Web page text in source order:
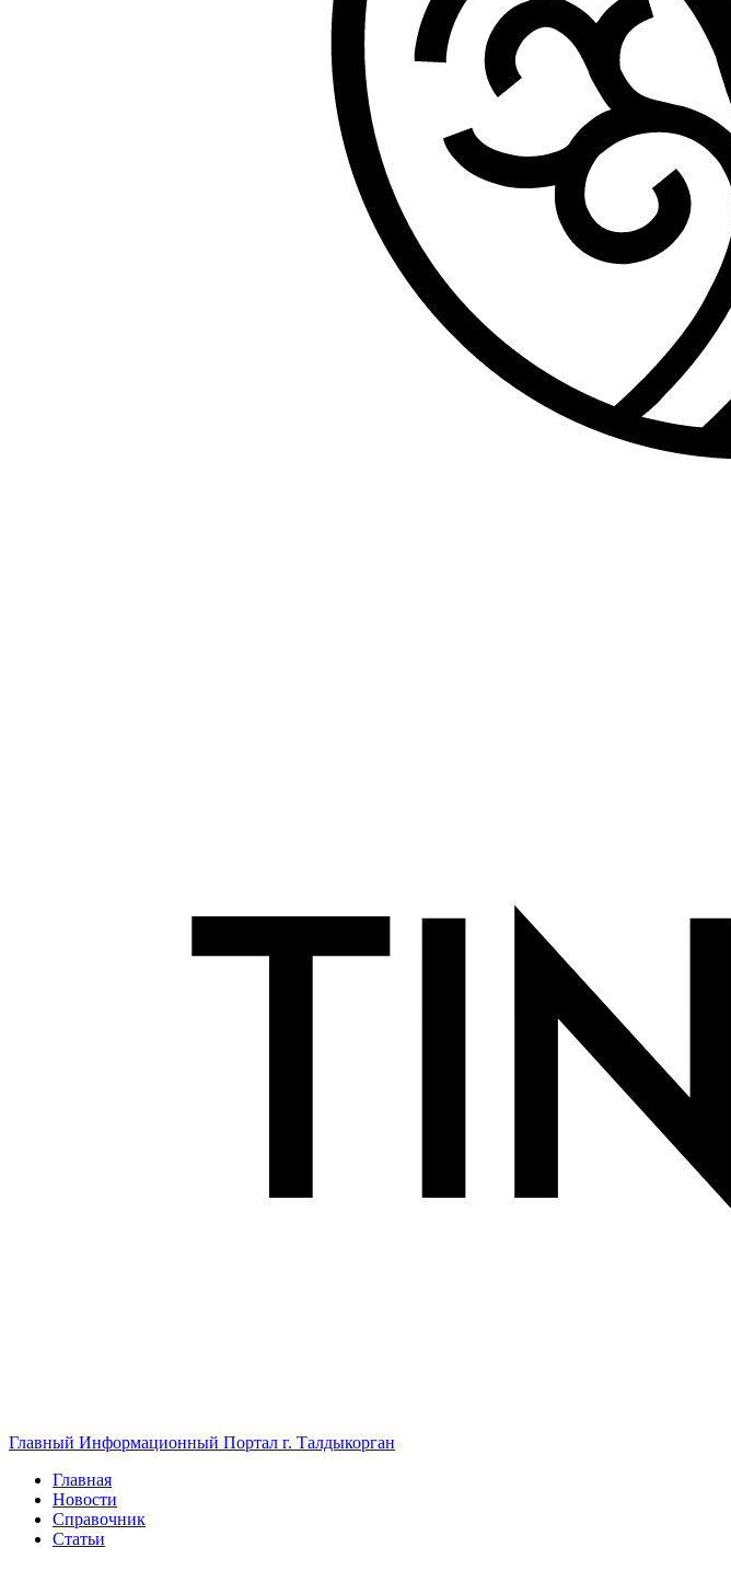
Главный Информационный Портал г. Талдыкорган
Главная
Новости
Справочник
Статьи